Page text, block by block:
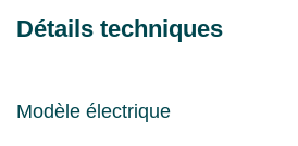
Détails techniques
Modèle électrique